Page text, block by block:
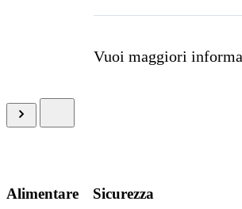
Vuoi maggiori
Alimentare Sicurezza